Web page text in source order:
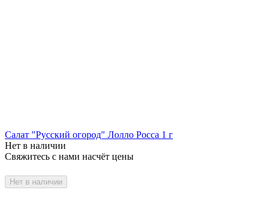
Салат "Русский огород" Лолло Росса 1 г
Нет в наличии
Свяжитесь с нами насчёт цены
Нет в наличии